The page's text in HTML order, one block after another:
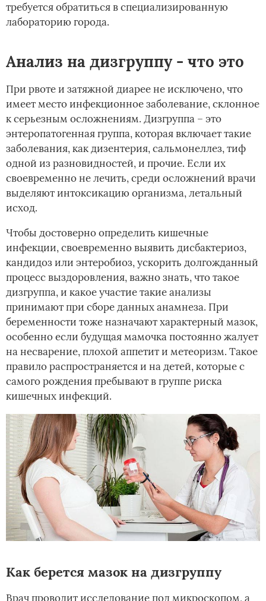
требуется обратиться в специализированную
лабораторию города.
Анализ на дизгруппу - что это
При рвоте и затяжной диарее не исключено, что
имеет место инфекционное заболевание, склонное
к серьезным осложнениям. Дизгруппа – это
энтеропатогенная группа, которая включает такие
заболевания, как дизентерия, сальмонеллез, тиф
одной из разновидностей, и прочие. Если их
своевременно не лечить, среди осложнений врачи
выделяют интоксикацию организма, летальный
исход.
Чтобы достоверно определить кишечные
инфекции, своевременно выявить дисбактериоз,
кандидоз или энтеробиоз, ускорить долгожданный
процесс выздоровления, важно знать, что такое
дизгруппа, и какое участие такие анализы
принимают при сборе данных анамнеза. При
беременности тоже назначают характерный мазок,
особенно если будущая мамочка постоянно жалует
на несварение, плохой аппетит и метеоризм. Такое
правило распространяется и на детей, которые с
самого рождения пребывают в группе риска
кишечных инфекций.
Как берется мазок на дизгруппу
Врач проводит исследование под микроскопом, а